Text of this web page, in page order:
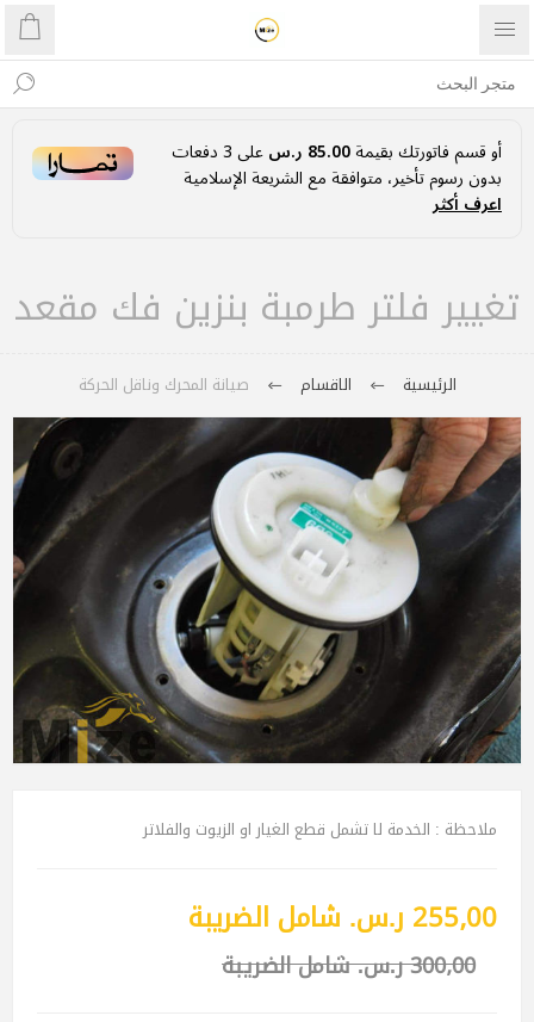
أو قسم فاتورتك بقيمة85.00 ر.س على3دفعات
بدون رسوم تأخير، متوافقة مع الشريعة الإسلامية
اعرف أكثر
تغيير فلتر طرمبة بنزين فك مقعد
الرئيسية الاقسام صيانة المحرك وناقل الحركة
ملاحظة : الخدمة لا تشمل قطع الغيار او الزيوت والفلاتر
255٫00 ر.س.‏ شامل الضريبة
300٫00 ر.س.‏ شامل الضريبة